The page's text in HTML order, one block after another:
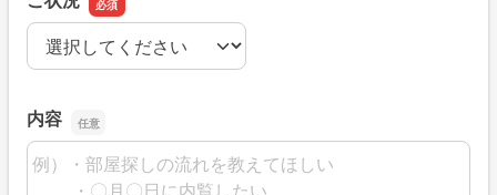
ご状況
内容
内容